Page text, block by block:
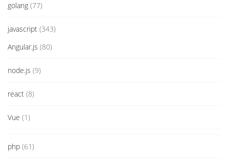
golang (77)
javascript (343)
Angular.js (80)
node.js (9)
react (8)
Vue (1)
php (61)